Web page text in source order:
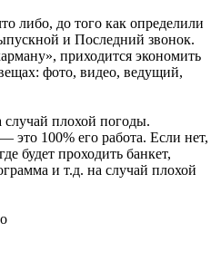
либо, до того как определили
и Последний звонок.
приходится экономить
фото, видео, ведущий,
случай плохой погоды.
это 100% его работа. Если нет,
будет проходить банкет,
и т.д. на случай плохой